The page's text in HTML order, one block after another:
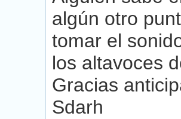
algún otro
tomar el
los altavoces
Gracias
Sdarh